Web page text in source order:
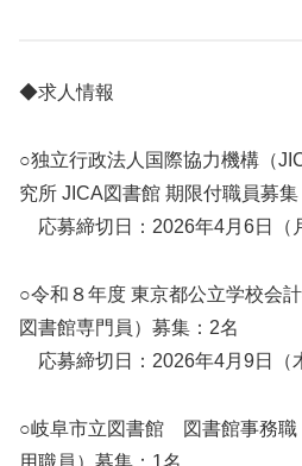
◆求人情報
○独立行政法人国際協力機構（
究所 JICA図書館 期限付職員募集
応募締切日：2026年4月6日（
○令和８年度 東京都公立学校会
図書館専門員）募集：2名
応募締切日：2026年4月9日（
○岐阜市立図書館 図書館事務職
用職員）募集：1名